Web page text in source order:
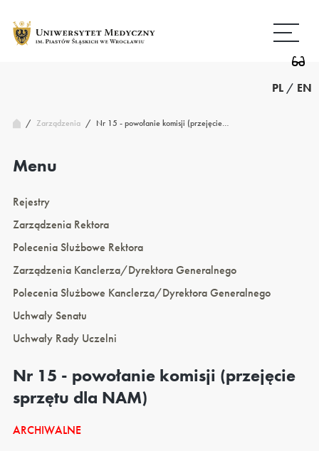
treści
strony
PL / EN
/ Zarządzenia / Nr 15 - powołanie komisji (przejęcie…
Menu
Rejestry
Zarządzenia Rektora
Polecenia Służbowe Rektora
Zarządzenia Kanclerza/Dyrektora Generalnego
Polecenia Służbowe Kanclerza/Dyrektora Generalnego
Uchwały Senatu
Uchwały Rady Uczelni
Nr 15 - powołanie komisji (przejęcie
sprzętu dla NAM)
ARCHIWALNE